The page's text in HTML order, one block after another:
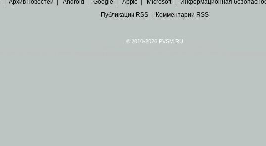
Архив новостей Android Google Apple Microsoft| Информационная
Публикации RSS| Комментарии RSS
© 2010-2026 PVSM.RU